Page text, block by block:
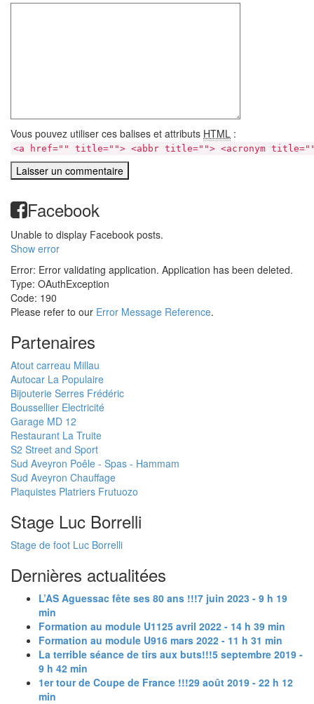
Vous pouvez utiliser ces balises et attributs HTML :
<a href="" title=""> <abbr title=""> <acronym
Facebook
Unable to display Facebook posts.
Show error
Error: Error validating application. Application has been deleted.
Type: OAuthException
Code: 190
Please refer to our Error Message Reference.
Partenaires
Atout carreau Millau
Autocar La Populaire
Bijouterie Serres Frédéric
Boussellier Electricité
Garage MD 12
Restaurant La Truite
S2 Street and Sport
Sud Aveyron Poêle - Spas - Hammam
Sud Aveyron Chauffage
Plaquistes Platriers Frutuozo
Stage Luc Borrelli
Stage de foot Luc Borrelli
Dernières actualitées
L’AS Aguessac fête ses 80 ans !!!7 juin 2023 - 9 h 19
min
Formation au module U1125 avril 2022 - 14 h 39 min
Formation au module U916 mars 2022 - 11 h 31 min
La terrible séance de tirs aux buts!!!5 septembre 2019 -
9 h 42 min
1er tour de Coupe de France !!!29 août 2019 - 22 h 12
min